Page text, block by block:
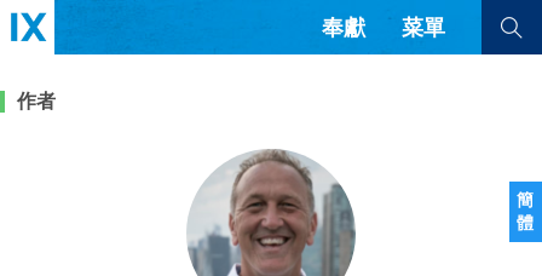
簡
體
奉獻 菜單
書評 訪談
查看全部
查看全部
作者